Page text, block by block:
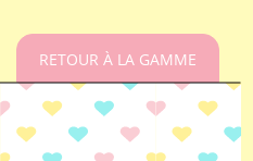
RETOUR À LA GAMME